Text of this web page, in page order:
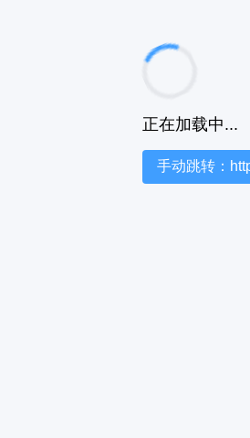
正在加载中...
手动跳转：